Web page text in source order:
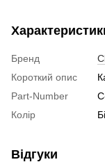
Бренд
Короткий опис
Part-Number
Колір
Відгуки